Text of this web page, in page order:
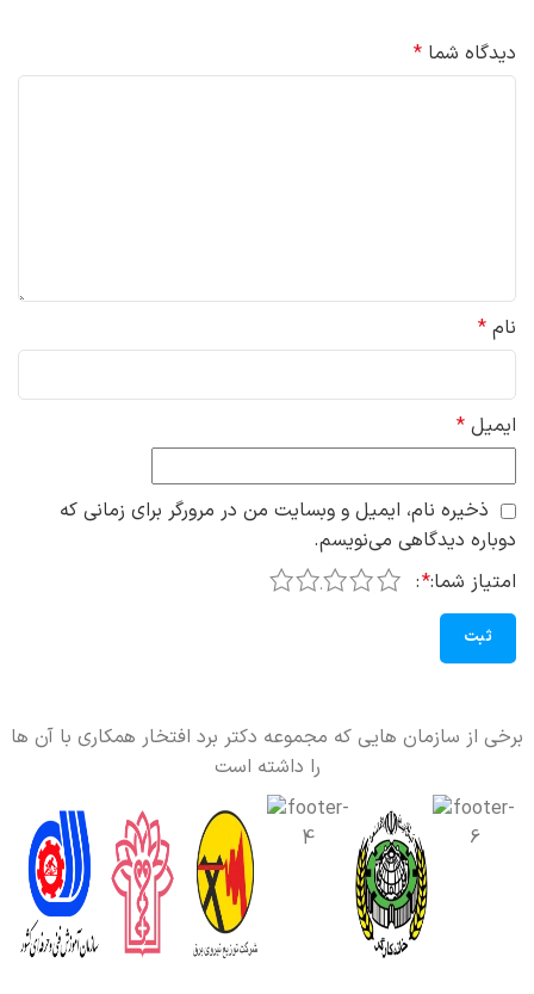
دیدگاه شما *
نام *
ایمیل *
ذخیره نام، ایمیل و وبسایت من در مرورگر برای زمانی که
دوباره دیدگاهی می‌نویسم.
امتیاز شما:*
5 4 3 2
برخی از سازمان هایی که مجموعه دکتر برد افتخار همکاری با آن ها
را داشته است